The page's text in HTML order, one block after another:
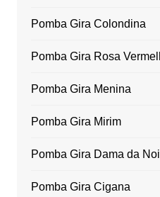
Pomba Gira Colondina
Pomba Gira Rosa
Pomba Gira Menina
Pomba Gira Mirim
Pomba Gira Dama da
Pomba Gira Cigana